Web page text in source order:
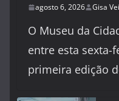
agosto 6, 2026 Gisa
O Museu da
entre esta sexta-
primeira edição